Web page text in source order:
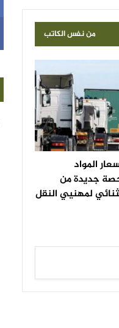
من نفس الكاتب
المواد
حصة جديدة من
لمهنيي النقل